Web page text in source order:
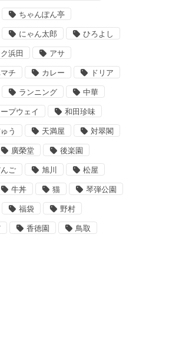
ちゃんぽん亭
にゃん太郎 ひろよし
浜田 アサ
チ カレー ドリア
ランニング 中華
プウェイ 和田珍味
う 天満屋 対翠閣
廣榮堂 後楽園
ご 旭川 松屋
牛丼 猫 琴弾公園
福袋 野村
香徳園 鳥取